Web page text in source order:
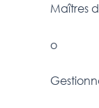
Maîtres
o